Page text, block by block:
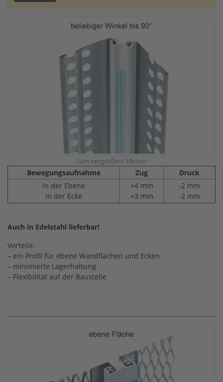
zum vergrößern klicken
Bewegungsaufnahme Zug
Druck
in der Ebene
in der Ecke
+4 mm
+3 mm
-2 mm
-2 mm
Auch in Edelstahl lieferbar!
Vorteile:
– ein Profil für ebene Wandflächen und Ecken
– minimierte Lagerhaltung
– Flexibilität auf der Baustelle